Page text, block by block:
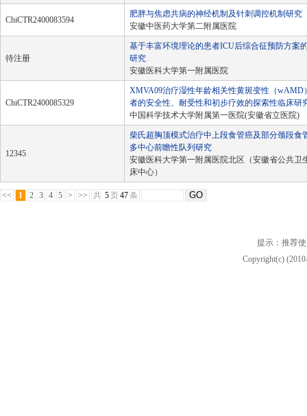
ChiCTR2400083594
肥胖与焦虑共病的神经机制及针刺调控机制研究
安徽中医药大学第二附属医院
待注册
基于丰富环境理论的患者ICU后综合征预防方案
研究
安徽医科大学第一附属医院
ChiCTR2400085329
XMVA09治疗湿性年龄相关性黄斑变性（wAMD
者的安全性、耐受性和初步疗效的探索性临床研
中国科学技术大学附属第一医院(安徽省立医院)
12345
柴氏超胸顶模式治疗中上段食管癌及部分颈段食
多中心前瞻性队列研究
安徽医科大学第一附属医院北区（安徽省公共卫
床中心）
<< 1 2 3 4 5 > >> 共 5页47条
提示：推荐
Copyright(c)